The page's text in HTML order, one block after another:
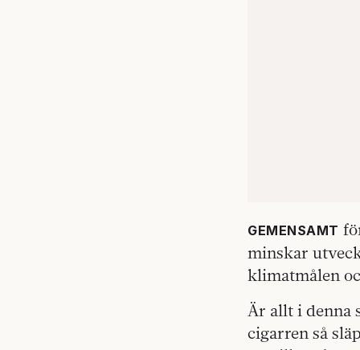
GEMENSAMT
minskar
klimatmålen
Är allt i denna
cigarren så